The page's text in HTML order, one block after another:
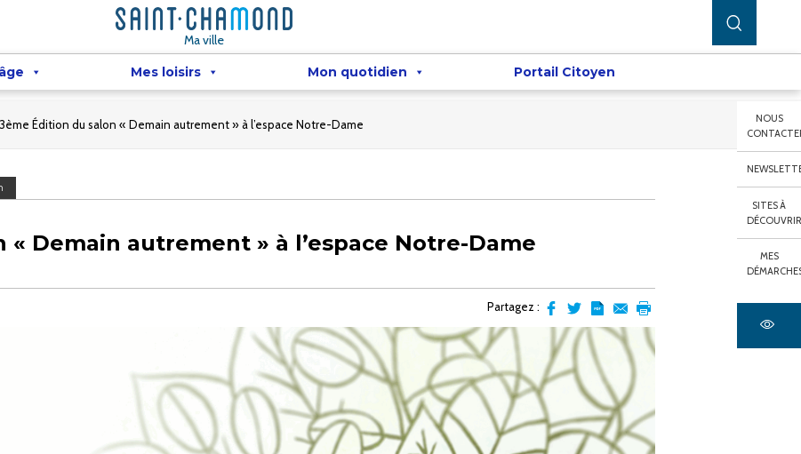
Ma ville
Mes loisirs Mon quotidien Portail Citoyen
NOUS
SITES À
MES
3ème Édition du salon « Demain autrement » à l’espace Notre-Dame
Demain autrement » à l’espace Notre-Dame
Partagez :
sur
facebook
sur
Twitter
l'article
en
pdf
par
email